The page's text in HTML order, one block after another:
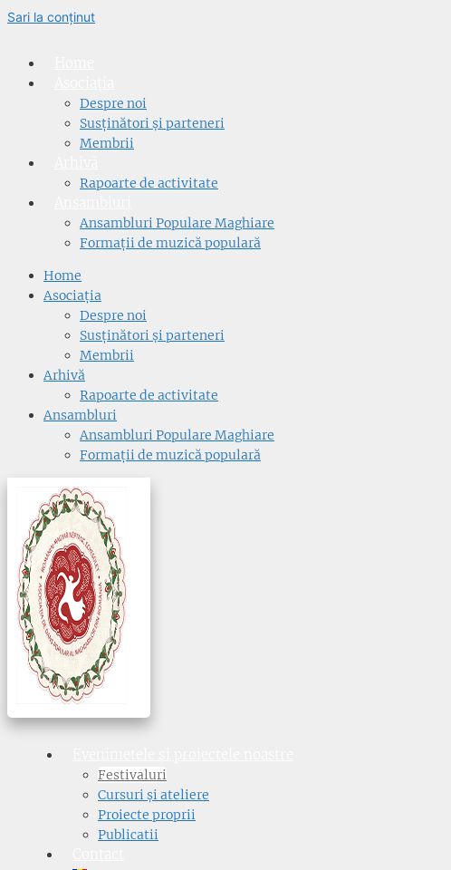
Sari la conținut
Despre noi
Susținători și parteneri
Membrii
Rapoarte de activitate
Ansambluri Populare Maghiare
Formații de muzică populară
Home
Asociația
Despre noi
Susținători și parteneri
Membrii
Arhivă
Rapoarte de activitate
Ansambluri
Ansambluri Populare Maghiare
Formații de muzică populară
Festivaluri
Cursuri și ateliere
Proiecte proprii
Publicatii